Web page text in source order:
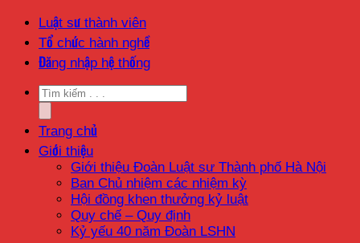
Luật sư thành viên
Tổ chức hành nghề
Đăng nhập hệ thống
Trang chủ
Giới thiệu
Giới thiệu Đoàn Luật sư Thành phố Hà Nội
Ban Chủ nhiệm các nhiệm kỳ
Hội đồng khen thưởng kỷ luật
Quy chế – Quy định
Kỷ yếu 40 năm Đoàn LSHN